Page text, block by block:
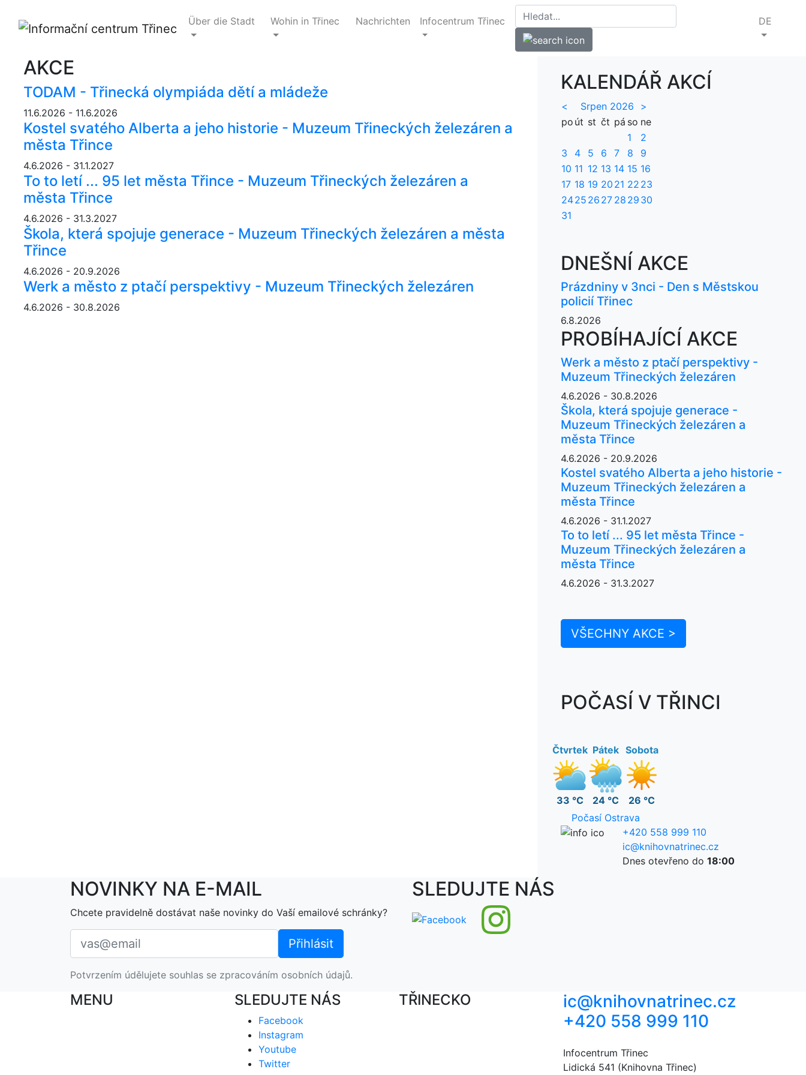
Über die Stadt Wohin in Třinec Nachrichten Infocentrum Třinec DE
AKCE
TODAM - Třinecká olympiáda dětí a mládeže
11.6.2026 - 11.6.2026
Kostel svatého Alberta a jeho historie - Muzeum Třineckých železáren a
města Třince
4.6.2026 - 31.1.2027
To to letí ... 95 let města Třince - Muzeum Třineckých železáren a
města Třince
4.6.2026 - 31.3.2027
Škola, která spojuje generace - Muzeum Třineckých železáren a města
Třince
4.6.2026 - 20.9.2026
Werk a město z ptačí perspektivy - Muzeum Třineckých železáren
4.6.2026 - 30.8.2026
KALENDÁŘ AKCÍ
< Srpen 2026
>
po út st čt pá so ne
1
2
3
4 5 6 7 8
9
10 11 12 13 14 15 16
17 18 19 20 21 22 23
2425 26 27 28 29 30
31
DNEŠNÍ AKCE
Prázdniny v 3nci - Den s Městskou
policií Třinec
6.8.2026
PROBÍHAJÍCÍ AKCE
Werk a město z ptačí perspektivy -
Muzeum Třineckých železáren
4.6.2026 - 30.8.2026
Škola, která spojuje generace -
Muzeum Třineckých železáren a
města Třince
4.6.2026 - 20.9.2026
Kostel svatého Alberta a jeho historie -
Muzeum Třineckých železáren a
města Třince
4.6.2026 - 31.1.2027
To to letí ... 95 let města Třince -
Muzeum Třineckých železáren a
města Třince
4.6.2026 - 31.3.2027
VŠECHNY AKCE >
POČASÍ V TŘINCI
Čtvrtek
33 °C
Pátek
24 °C
Sobota
26 °C
Počasí Ostrava
+420 558 999 110
ic@knihovnatrinec.cz
Dnes otevřeno do 18:00
NOVINKY NA E-MAIL
Chcete pravidelně dostávat naše novinky do Vaší emailové schránky?
Potvrzením údělujete souhlas se zpracováním osobních údajů.
SLEDUJTE NÁS
MENU SLEDUJTE NÁS
Facebook
Instagram
Youtube
Twitter
TŘINECKO
ic@knihovnatrinec.cz
+420 558 999 110
Infocentrum Třinec
Lidická 541 (Knihovna Třinec)